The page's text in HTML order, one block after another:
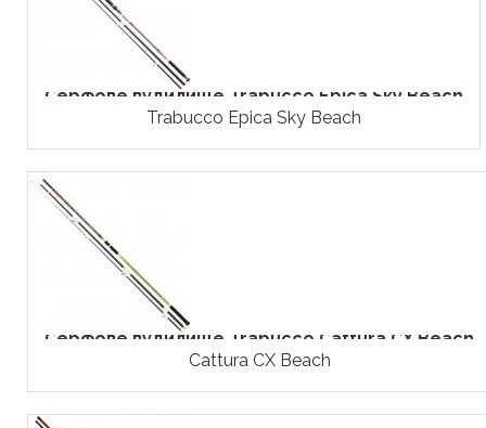
Серфове вудилище Trabucco Epica Sky Beach
Trabucco Epica Sky Beach
Серфове вудилище Trabucco Cattura CX Beach
Cattura CX Beach